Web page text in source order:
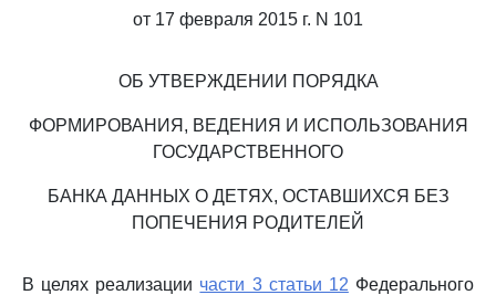
от 17 февраля 2015 г. N 101
ОБ УТВЕРЖДЕНИИ ПОРЯДКА
ФОРМИРОВАНИЯ, ВЕДЕНИЯ И ИСПОЛЬЗОВАНИЯ
ГОСУДАРСТВЕННОГО
БАНКА ДАННЫХ О ДЕТЯХ, ОСТАВШИХСЯ БЕЗ
ПОПЕЧЕНИЯ РОДИТЕЛЕЙ
В целях реализации части 3 статьи 12 Федерального